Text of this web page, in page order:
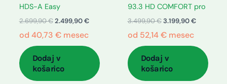
HDS-A Easy
2.699,90€ 2.499,90€
od 40,73 €mesec
Dodaj v
košarico
93.3 HD COMFORT pro
3.499,90€ 3.199,90€
od 52,14€mesec
Dodaj v
košarico